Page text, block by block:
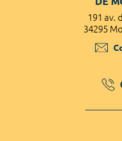
191 av.
34295